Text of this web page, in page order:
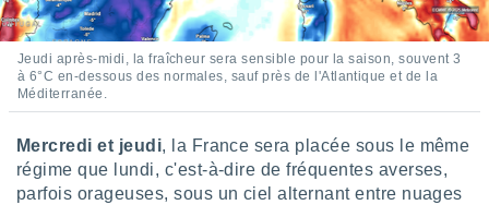
ce site
sur
Jeudi après-midi, la fraîcheur sera sensible pour la saison, souvent 3
à 6°C en-dessous des normales, sauf près de l'Atlantique et de la
Méditerranée.
Mercredi et jeudi, la France sera placée sous le même
régime que lundi, c'est-à-dire de fréquentes averses,
parfois orageuses, sous un ciel alternant entre nuages